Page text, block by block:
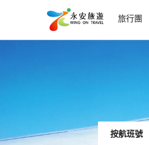
旅行團
按航班號